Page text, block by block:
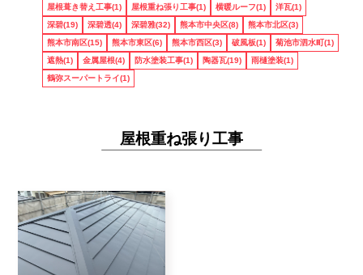
6つの理由
ブログ
会社概要
屋根葺き替え工事(1)
屋根重ね張り工事(1) 横暖ルーフ(1)
洋瓦(1)
深碧(19)
深碧透(4) 深碧雅(32) 熊本市中央区(8)
熊本市北区(3)
熊本市南区(15)
熊本市東区(6) 熊本市西区(3) 破風板(1)
菊池市泗水町(1)
遮熱(1)
金属屋根(4) 防水塗装工事(1) 陶器瓦(19)
雨樋塗装(1)
鶴弥スーパートライ(1)
屋根重ね張り工事